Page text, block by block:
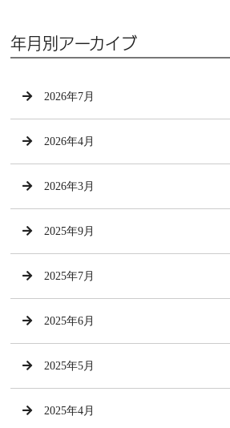
年月別アーカイブ
2026年7月
2026年4月
2026年3月
2025年9月
2025年7月
2025年6月
2025年5月
2025年4月